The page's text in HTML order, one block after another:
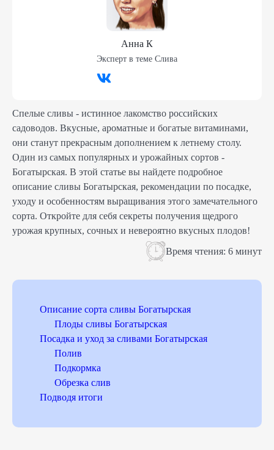
Анна К
Эксперт в теме Слива
Спелые сливы - истинное лакомство российских
садоводов. Вкусные, ароматные и богатые витаминами,
они станут прекрасным дополнением к летнему столу.
Один из самых популярных и урожайных сортов -
Богатырская. В этой статье вы найдете подробное
описание сливы Богатырская, рекомендации по посадке,
уходу и особенностям выращивания этого замечательного
сорта. Откройте для себя секреты получения щедрого
урожая крупных, сочных и невероятно вкусных плодов!
Время чтения: 6 минут
Описание сорта сливы Богатырская
Плоды сливы Богатырская
Посадка и уход за сливами Богатырская
Полив
Подкормка
Обрезка слив
Подводя итоги